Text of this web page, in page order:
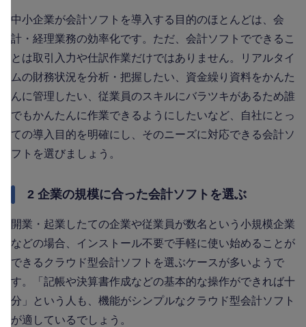
中小企業が会計ソフトを導入する目的のほとんどは、会
計・経理業務の効率化です。ただ、会計ソフトでできるこ
とは取引入力や仕訳作業だけではありません。リアルタイ
ムの財務状況を分析・把握したい、資金繰り資料をかんた
んに管理したい、従業員のスキルにバラツキがあるため誰
でもかんたんに作業できるようにしたいなど、自社にとっ
ての導入目的を明確にし、そのニーズに対応できる会計ソ
フトを選びましょう。
2 企業の規模に合った会計ソフトを選ぶ
開業・起業したての企業や従業員が数名という小規模企業
などの場合、インストール不要で手軽に使い始めることが
できるクラウド型会計ソフトを選ぶケースが多いようで
す。「記帳や決算書作成などの基本的な操作ができれば十
分」という人も、機能がシンプルなクラウド型会計ソフト
が適しているでしょう。